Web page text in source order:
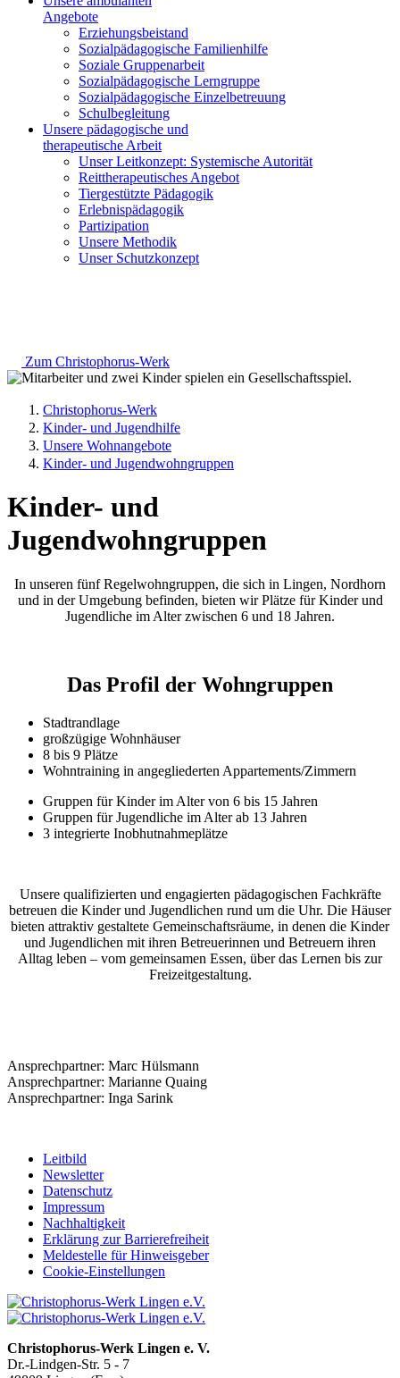
Angebote
Erziehungsbeistand
Sozialpädagogische Familienhilfe
Soziale Gruppenarbeit
Sozialpädagogische Lerngruppe
Sozialpädagogische Einzelbetreuung
Schulbegleitung
Unsere pädagogische und
therapeutische Arbeit
Unser Leitkonzept: Systemische Autorität
Reittherapeutisches Angebot
Tiergestützte Pädagogik
Erlebnispädagogik
Partizipation
Unsere Methodik
Unser Schutzkonzept
Zum Christophorus-Werk
Christophorus-Werk
Kinder- und Jugendhilfe
Unsere Wohnangebote
Kinder- und Jugendwohngruppen
Kinder- und
Jugendwohngruppen
In unseren fünf Regelwohngruppen, die sich in Lingen, Nordhorn
und in der Umgebung befinden, bieten wir Plätze für Kinder und
Jugendliche im Alter zwischen 6 und 18 Jahren.
Das Profil der Wohngruppen
Stadtrandlage
großzügige Wohnhäuser
8 bis 9 Plätze
Wohntraining in angegliederten Appartements/Zimmern
Gruppen für Kinder im Alter von 6 bis 15 Jahren
Gruppen für Jugendliche im Alter ab 13 Jahren
3 integrierte Inobhutnahmeplätze
Unsere qualifizierten und engagierten pädagogischen Fachkräfte
betreuen die Kinder und Jugendlichen rund um die Uhr. Die Häuser
bieten attraktiv gestaltete Gemeinschaftsräume, in denen die Kinder
und Jugendlichen mit ihren Betreuerinnen und Betreuern ihren
Alltag leben – vom gemeinsamen Essen, über das Lernen bis zur
Freizeitgestaltung.
Ansprechpartner: Marc Hülsmann
Ansprechpartner: Marianne Quaing
Ansprechpartner: Inga Sarink
Leitbild
Newsletter
Datenschutz
Impressum
Nachhaltigkeit
Erklärung zur Barrierefreiheit
Meldestelle für Hinweisgeber
Cookie-Einstellungen
Christophorus-Werk Lingen e. V.
Dr.-Lindgen-Str. 5 - 7